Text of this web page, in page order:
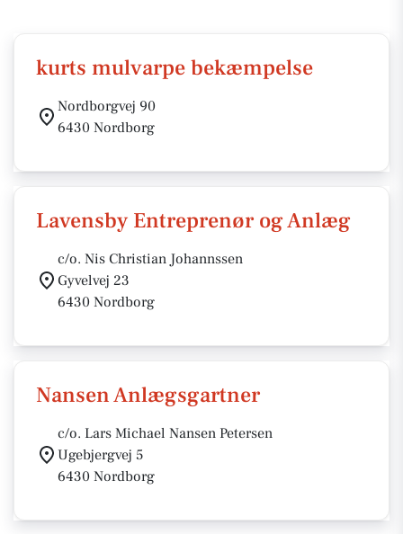
kurts mulvarpe bekæmpelse
Nordborgvej 90
6430 Nordborg
Lavensby Entreprenør og Anlæg
c/o. Nis Christian Johannssen
Gyvelvej 23
6430 Nordborg
Nansen Anlægsgartner
c/o. Lars Michael Nansen Petersen
Ugebjergvej 5
6430 Nordborg